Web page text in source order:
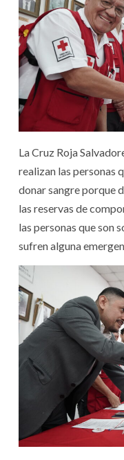
La Cruz Roja
realizan las personas
donar sangre porque
las reservas de
las personas que son
sufren alguna